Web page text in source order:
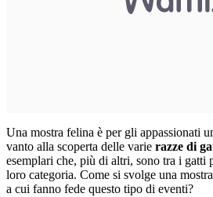
Una mostra felina è per gli appassionati
vanto alla scoperta delle varie razze di
esemplari che, più di altri, sono tra i gatti
loro categoria. Come si svolge una
a cui fanno fede questo tipo di eventi?